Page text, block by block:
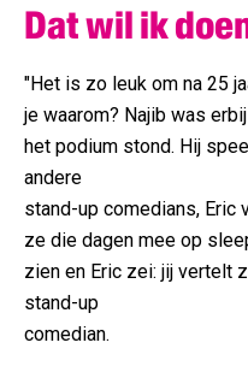
Dat wil ik
"Het is zo leuk om na 25
je waarom? Najib was
het podium stond. Hij
andere
stand-up comedians, Eric
ze die dagen mee op
zien en Eric zei: jij vertelt
stand-up
comedian.